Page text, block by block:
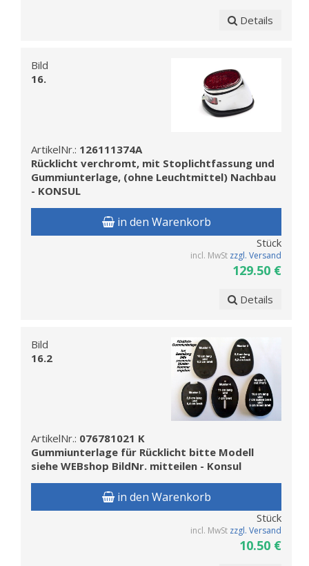
Details
Bild
16.
ArtikelNr.: 126111374A
Rücklicht verchromt, mit Stoplichtfassung und
Gummiunterlage, (ohne Leuchtmittel) Nachbau
- KONSUL
in den Warenkorb
Stück
incl. MwSt zzgl. Versand
129.50 €
Details
Bild
16.2
ArtikelNr.: 076781021 K
Gummiunterlage für Rücklicht bitte Modell
siehe WEBshop BildNr. mitteilen - Konsul
in den Warenkorb
Stück
incl. MwSt zzgl. Versand
10.50 €